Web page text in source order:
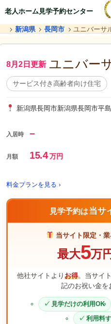
老人ホーム見学予約センター
新潟県 長岡市 ユニバーサ
8月2日更新 ユニバー
サービス付き高齢者向け住宅
新潟県長岡市新潟県長岡市平
入居時 –
月額 15.4万円
料金プランを見る ›
見学予約は当サ
当サイト限定・
最大5万
他社サイトよりお得。当サイ
記のお祝い金を
見学だけの利用OK
利用料